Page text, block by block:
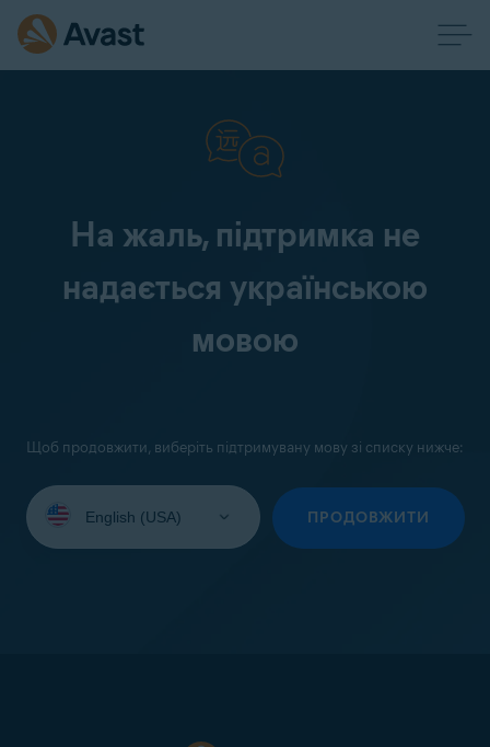
На жаль, підтримка не
надається українською
мовою
Щоб продовжити, виберіть підтримувану мову зі списку нижче:
your
ПРОДОВЖИТИ